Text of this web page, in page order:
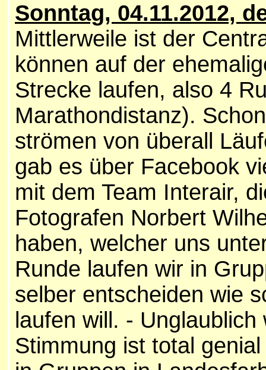
Sonntag, 04.11.2012,
Mittlerweile ist der
können auf der
Strecke laufen, also 4
Marathondistanz).
strömen von überall
gab es über Facebook
mit dem Team Interair,
Fotografen Norbert
haben, welcher uns
Runde laufen wir in
selber entscheiden wie
laufen will. -
Stimmung ist total